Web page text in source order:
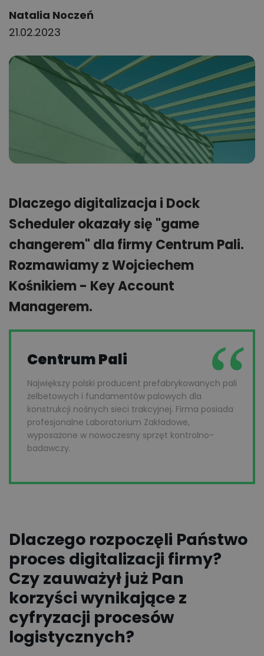
Author:
Natalia Noczeń
21.02.2023
Dlaczego digitalizacja i Dock
Scheduler okazały się "game
changerem" dla firmy Centrum Pali.
Rozmawiamy z Wojciechem
Kośnikiem - Key Account
Managerem.
Centrum Pali
Największy polski producent prefabrykowanych pali
żelbetowych i fundamentów palowych dla
konstrukcji nośnych sieci trakcyjnej. Firma posiada
profesjonalne Laboratorium Zakładowe,
wyposażone w nowoczesny sprzęt kontrolno-
badawczy.
Dlaczego rozpoczęli Państwo
proces digitalizacji firmy?
Czy zauważył już Pan
korzyści wynikające z
cyfryzacji procesów
logistycznych?